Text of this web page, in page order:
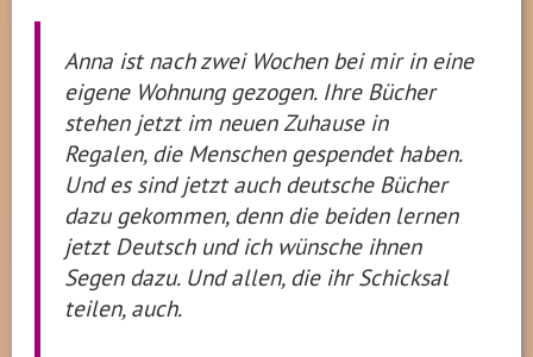
Anna ist nach zwei Wochen bei mir in eine
eigene Wohnung gezogen. Ihre Bücher
stehen jetzt im neuen Zuhause in
Regalen, die Menschen gespendet haben.
Und es sind jetzt auch deutsche Bücher
dazu gekommen, denn die beiden lernen
jetzt Deutsch und ich wünsche ihnen
Segen dazu. Und allen, die ihr Schicksal
teilen, auch.